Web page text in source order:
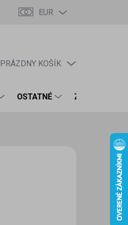
EUR
NÁKUPNÝ
PRÁZDNY KOŠÍK
OSTATNÉ ZNAČKY